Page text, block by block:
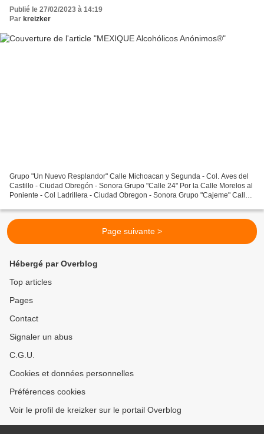
Publié le 27/02/2023 à 14:19
Par kreizker
Grupo "Un Nuevo Resplandor" Calle Michoacan y Segunda - Col. Aves del
Castillo - Ciudad Obregón - Sonora Grupo "Calle 24" Por la Calle Morelos al
Poniente - Col Ladrillera - Ciudad Obregon - Sonora Grupo "Cajeme" Calle
Page suivante >
Hébergé par Overblog
Top articles
Pages
Contact
Signaler un abus
C.G.U.
Cookies et données personnelles
Préférences cookies
Voir le profil de kreizker sur le portail Overblog